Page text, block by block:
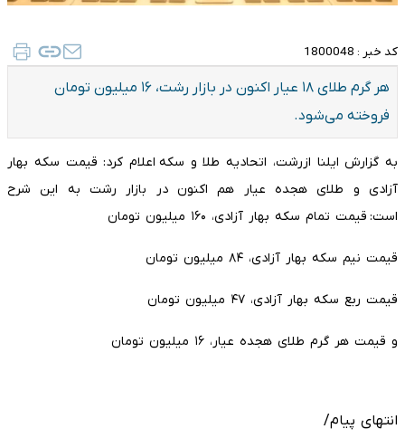
کد خبر : 1800048
هر گرم طلای ۱۸ عیار اکنون در بازار رشت، ۱۶ میلیون تومان
فروخته می‌شود.
به گزارش ایلنا ازرشت، اتحادیه طلا و سکه اعلام کرد: قیمت سکه بهار
آزادی و طلای هجده عیار هم اکنون در بازار رشت به این شرح
است: قیمت تمام سکه بهار آزادی، ۱۶۰ میلیون تومان
قیمت نیم سکه بهار آزادی، ۸۴ میلیون تومان
قیمت ربع سکه بهار آزادی، ۴۷ میلیون تومان
و قیمت هر گرم طلای هجده عیار، ۱۶ میلیون تومان
انتهای پیام/